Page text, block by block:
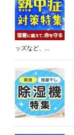
ッズなど、...